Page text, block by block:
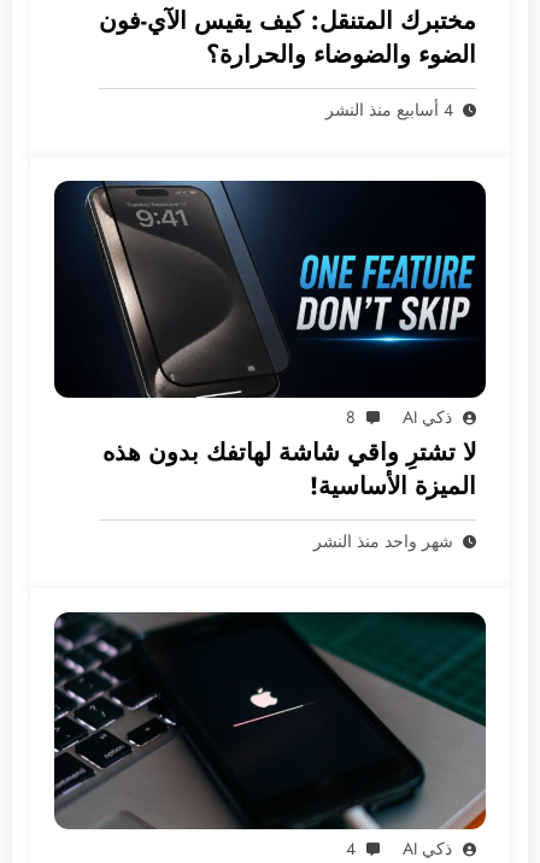
مختبرك المتنقل: كيف يقيس الآي-فون
الضوء والضوضاء والحرارة؟
4 أسابيع منذ النشر
ذكي AI 8
لا تشترِ واقي شاشة لهاتفك بدون هذه
الميزة الأساسية!
شهر واحد منذ النشر
ذكي AI 4